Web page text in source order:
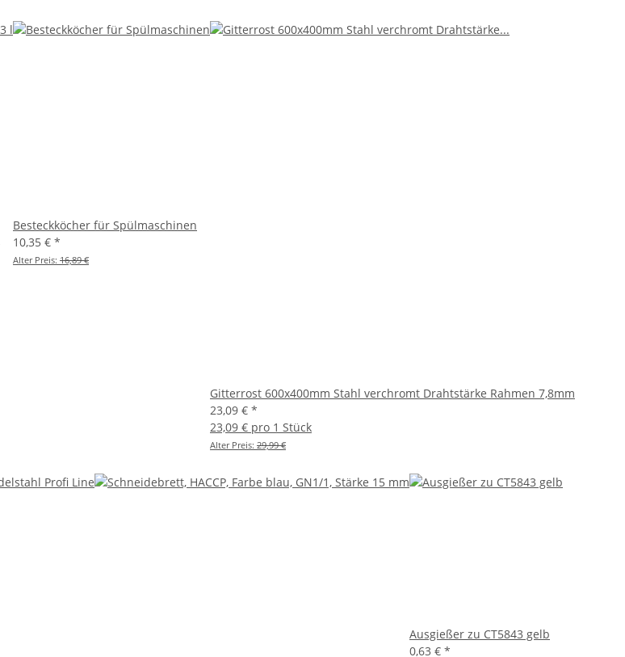
Besteckköcher für Spülmaschinen
10,35 € *
Alter Preis: 16,89 €
Gitterrost 600x400mm Stahl verchromt Drahtstärke Rahmen 7,8mm
23,09 € *
23,09 € pro 1 Stück
Alter Preis: 29,99 €
Ausgießer zu CT5843 gelb
0,63 € *